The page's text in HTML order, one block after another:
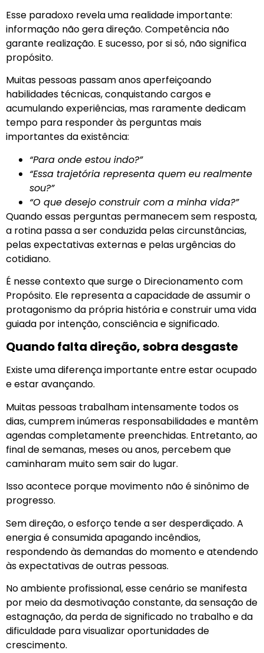
Esse paradoxo revela uma realidade importante:
informação não gera direção. Competência não
garante realização. E sucesso, por si só, não significa
propósito.
Muitas pessoas passam anos aperfeiçoando
habilidades técnicas, conquistando cargos e
acumulando experiências, mas raramente dedicam
tempo para responder às perguntas mais
importantes da existência:
“Para onde estou indo?”
“Essa trajetória representa quem eu realmente
sou?”
“O que desejo construir com a minha vida?”
Quando essas perguntas permanecem sem resposta,
a rotina passa a ser conduzida pelas circunstâncias,
pelas expectativas externas e pelas urgências do
cotidiano.
É nesse contexto que surge o Direcionamento com
Propósito. Ele representa a capacidade de assumir o
protagonismo da própria história e construir uma vida
guiada por intenção, consciência e significado.
Quando falta direção, sobra desgaste
Existe uma diferença importante entre estar ocupado
e estar avançando.
Muitas pessoas trabalham intensamente todos os
dias, cumprem inúmeras responsabilidades e mantêm
agendas completamente preenchidas. Entretanto, ao
final de semanas, meses ou anos, percebem que
caminharam muito sem sair do lugar.
Isso acontece porque movimento não é sinônimo de
progresso.
Sem direção, o esforço tende a ser desperdiçado. A
energia é consumida apagando incêndios,
respondendo às demandas do momento e atendendo
às expectativas de outras pessoas.
No ambiente profissional, esse cenário se manifesta
por meio da desmotivação constante, da sensação de
estagnação, da perda de significado no trabalho e da
dificuldade para visualizar oportunidades de
crescimento.